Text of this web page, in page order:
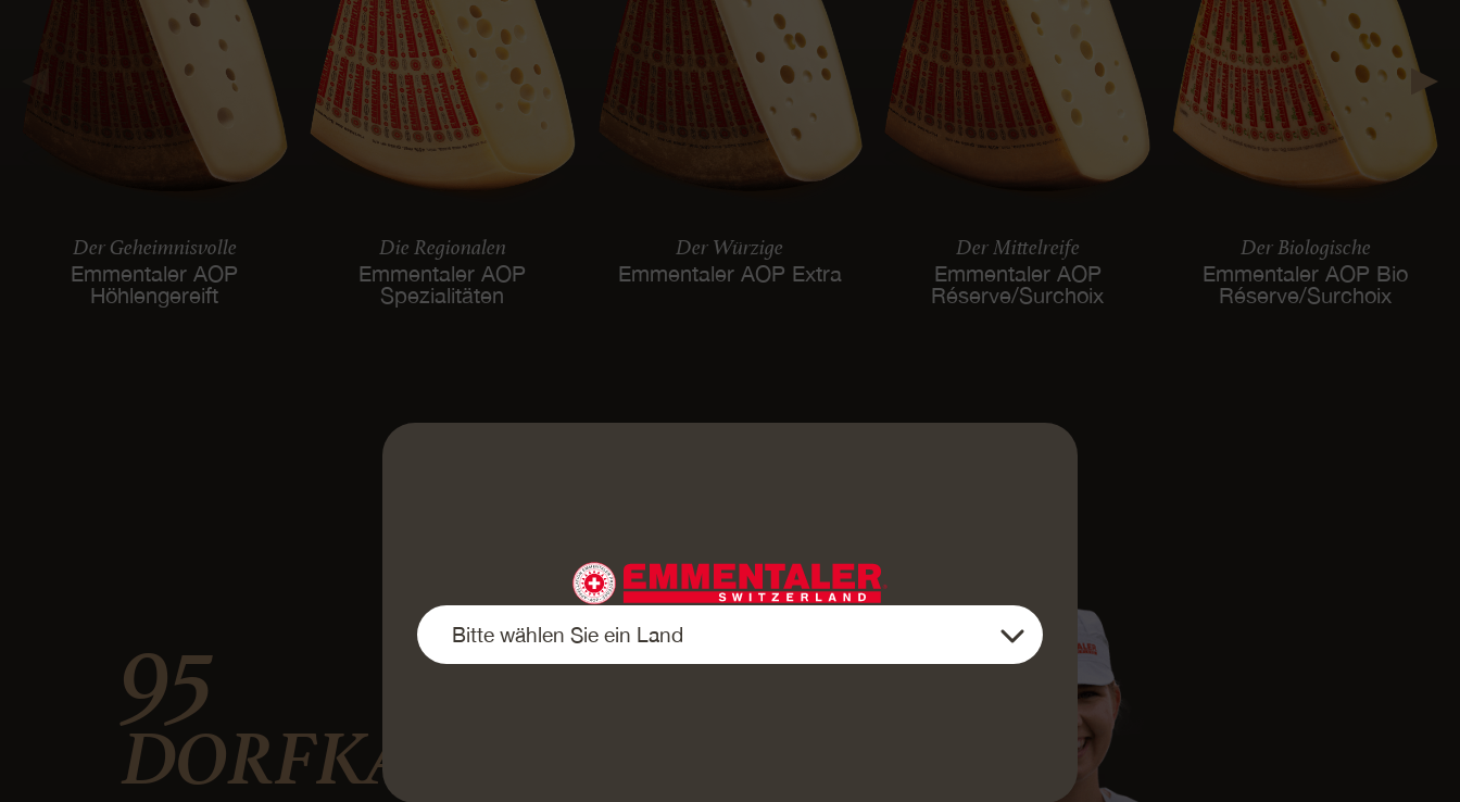
Der Geheimnisvolle
Emmentaler AOP
Höhlengereift
Die Regionalen
Emmentaler AOP
Spezialitäten
Der Würzige
Emmentaler AOP Extra
Der Mittelreife
Emmentaler AOP
Réserve/Surchoix
Der Biologische
Emmentaler AOP Bio
Réserve/Surchoix
95
DORFKÄSEREIEN